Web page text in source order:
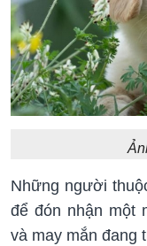
Những người
để đón nhận một
và may mắn đang